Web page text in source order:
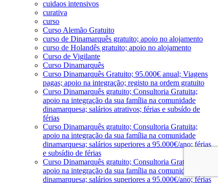
cuidaos intensivos
curativa
curso
Curso Alemão Gratuito
curso de Dinamarquês gratuito; apoio no alojamento
curso de Holandês gratuito; apoio no alojamento
Curso de Vigilante
Curso Dinamarquês
Curso Dinamarquês Gratuito; 95.000€ anual; Viagens
pagas; apoio na integração; registo na ordem gratuito
Curso Dinamarquês gratuito; Consultoria Gratuita;
apoio na integração da sua família na comunidade
dinamarquesa; salários atrativos; férias e subsído de
férias
Curso Dinamarquês gratuito; Consultoria Gratuita;
apoio na integração da sua família na comunidade
dinamarquesa; salários superiores a 95.000€/ano; férias
e subsídio de férias
Curso Dinamarquês gratuito; Consultoria Gratuita;
apoio na integração da sua família na comunidade
dinamarquesa; salários superiores a 95.000€/ano; férias